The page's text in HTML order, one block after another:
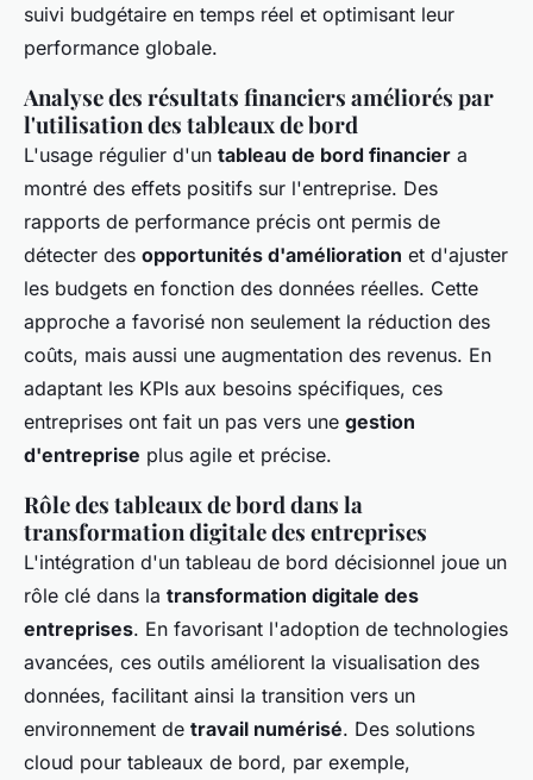
suivi budgétaire en temps réel et optimisant leur
performance globale.
Analyse des résultats financiers améliorés par
l'utilisation des tableaux de bord
L'usage régulier d'un tableau de bord financier a
montré des effets positifs sur l'entreprise. Des
rapports de performance précis ont permis de
détecter des opportunités d'amélioration et d'ajuster
les budgets en fonction des données réelles. Cette
approche a favorisé non seulement la réduction des
coûts, mais aussi une augmentation des revenus. En
adaptant les KPIs aux besoins spécifiques, ces
entreprises ont fait un pas vers une gestion
d'entreprise plus agile et précise.
Rôle des tableaux de bord dans la
transformation digitale des entreprises
L'intégration d'un tableau de bord décisionnel joue un
rôle clé dans la transformation digitale des
entreprises. En favorisant l'adoption de technologies
avancées, ces outils améliorent la visualisation des
données, facilitant ainsi la transition vers un
environnement de travail numérisé. Des solutions
cloud pour tableaux de bord, par exemple,